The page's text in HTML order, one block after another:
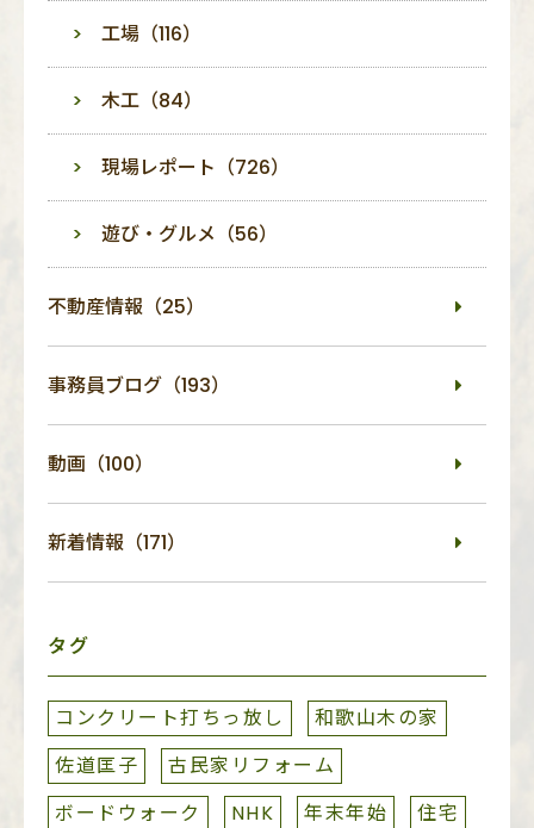
工場（116）
木工（84）
現場レポート（726）
遊び・グルメ（56）
不動産情報（25）
事務員ブログ（193）
動画（100）
新着情報（171）
タグ
コンクリート打ちっ放し
和歌山木の家
佐道匡子
古民家リフォーム
ボードウォーク
NHK 年末年始
住宅